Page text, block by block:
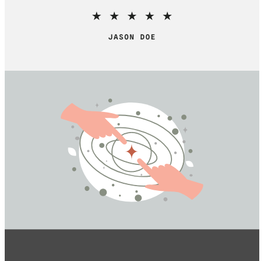
★ ★ ★ ★ ★
JASON DOE